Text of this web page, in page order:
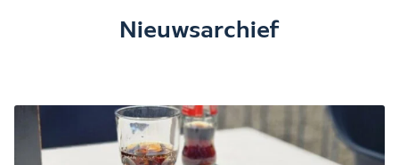
Nieuwsarchief